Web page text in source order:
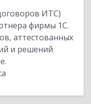
ИТС)
фирмы 1С.
аттестованных
и решений